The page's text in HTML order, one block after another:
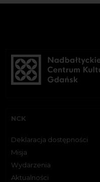
NCK
Deklaracja dostępności
Misja
Wydarzenia
Aktualności